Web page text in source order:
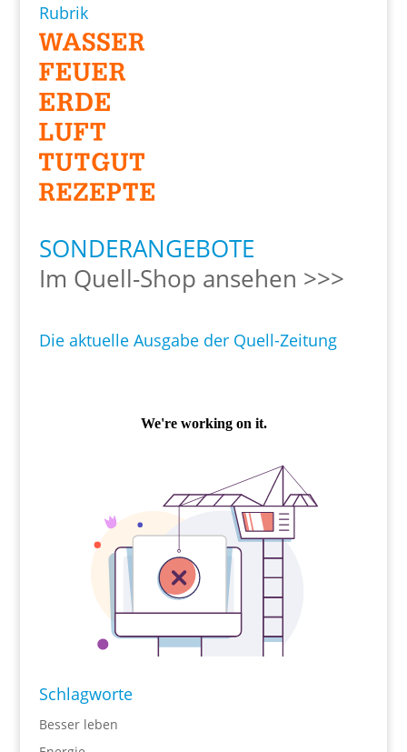
Rubrik
SONDERANGEBOTE
Im Quell-Shop ansehen >>>
Die aktuelle Ausgabe der Quell-Zeitung
Schlagworte
Besser leben